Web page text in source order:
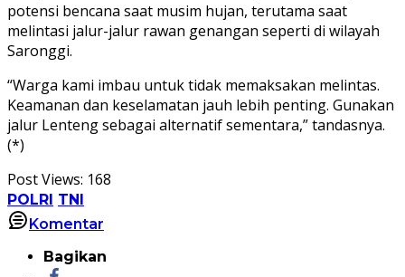
potensi bencana saat musim hujan, terutama saat
melintasi jalur-jalur rawan genangan seperti di wilayah
Saronggi.
“Warga kami imbau untuk tidak memaksakan melintas.
Keamanan dan keselamatan jauh lebih penting. Gunakan
jalur Lenteng sebagai alternatif sementara,” tandasnya.
(*)
Post Views: 168
POLRI TNI
Komentar
Bagikan